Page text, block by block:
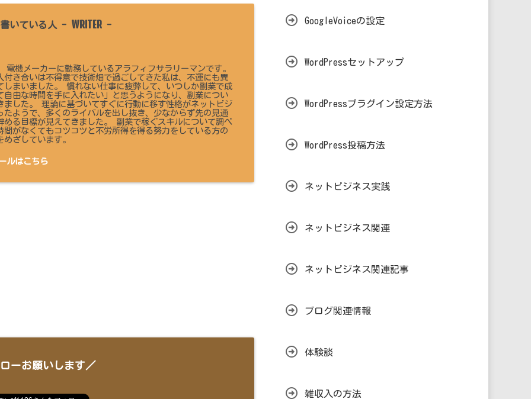
いている人 - WRITER -
機メーカーに勤務しているアラフィフサラリーマンです。
付き合いは不得意で技術畑で過ごしてきた私は、不運にも異
しまいました。 慣れない仕事に疲弊して、いつしか副業で成
自由な時間を手に入れたい」と思うようになり、副業につい
ました。 理論に基づいてすぐに行動に移す性格がネットビジ
たようで、多くのライバルを出し抜き、少なからず先の見通
める目標が見えてきました。 副業で稼ぐスキルについて調べ
間がなくてもコツコツと不労所得を得る努力をしている方の
ざしています。
ルはこちら
ーお願いします／
GoogleVoiceの設定
WordPressセットアップ
WordPressプラグイン設定方法
WordPress投稿方法
ネットビジネス実践
ネットビジネス関連
ネットビジネス関連記事
ブログ関連情報
体験談
雑収入の方法